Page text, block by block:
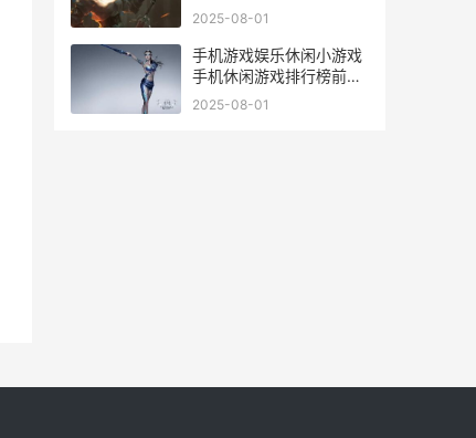
2025-08-01
手机游戏娱乐休闲小游戏
手机休闲游戏排行榜前十
名
2025-08-01